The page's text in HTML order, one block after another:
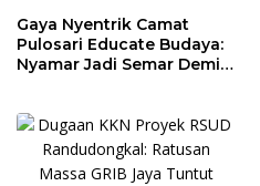
Gaya Nyentrik Camat
Pulosari Educate Budaya:
Nyamar Jadi Semar Demi